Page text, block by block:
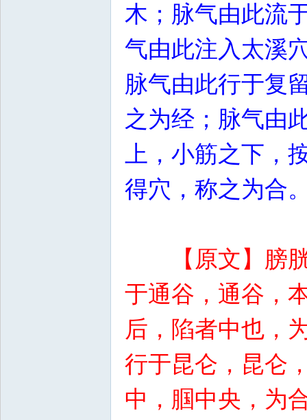
木；脉气由此流
气由此注入太溪
脉气由此行于复
之为经；脉气由
上，小筋之下，
得穴，称之为合
【原文】膀
于通谷，通谷，
后，陷者中也，
行于昆仑，昆仑
中，腘中央，为